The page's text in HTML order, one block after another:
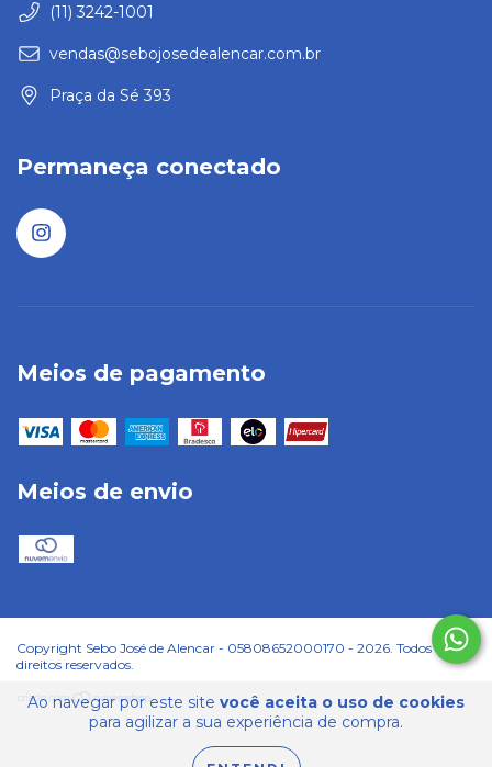
Ao navegar por este site você aceita o uso de cookies
para agilizar a sua experiência de compra.
(11) 3242-1001
vendas@sebojosedealencar.com.br
Praça da Sé 393
Permaneça conectado
Meios de pagamento
Meios de envio
Copyright Sebo José de Alencar - 05808652000170 - 2026. Todos os
direitos reservados.